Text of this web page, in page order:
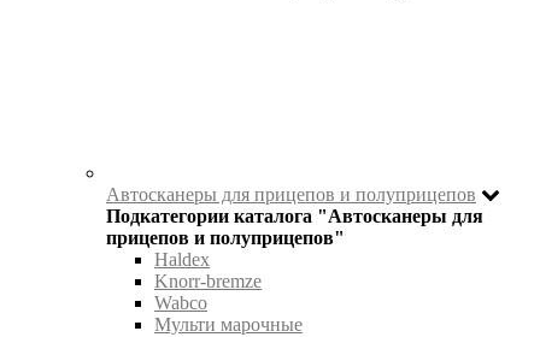
Автосканеры для прицепов и полуприцепов
Подкатегории каталога "Автосканеры для
прицепов и полуприцепов"
Haldex
Knorr-bremze
Wabco
Мульти марочные